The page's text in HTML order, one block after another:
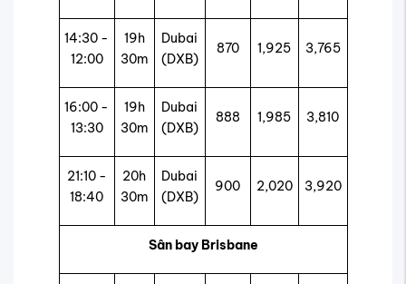
14:30 -
12:00
19h
30m
Dubai
(DXB)
870 1,925 3,765
16:00 -
13:30
19h
30m
Dubai
(DXB)
888 1,985 3,810
21:10 -
18:40
20h
30m
Dubai
(DXB)
900 2,020 3,920
Sân bay Brisbane